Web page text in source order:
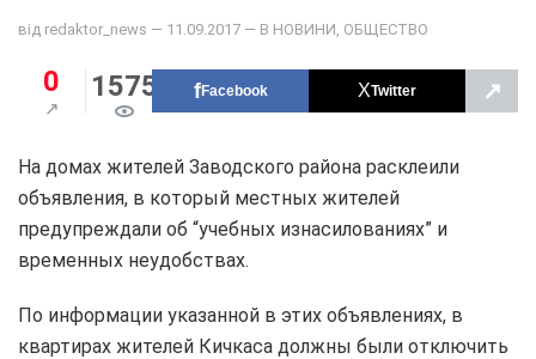
від redaktor_news — 11.09.2017 — В НОВИНИ ОБЩЕСТВО
0 1575 Facebook Twitter ↗
На домах жителей Заводского района расклеили
объявления, в который местных жителей
предупреждали об “учебных изнасилованиях” и
временных неудобствах.
По информации указанной в этих объявлениях, в
квартирах жителей Кичкаса должны были отключить